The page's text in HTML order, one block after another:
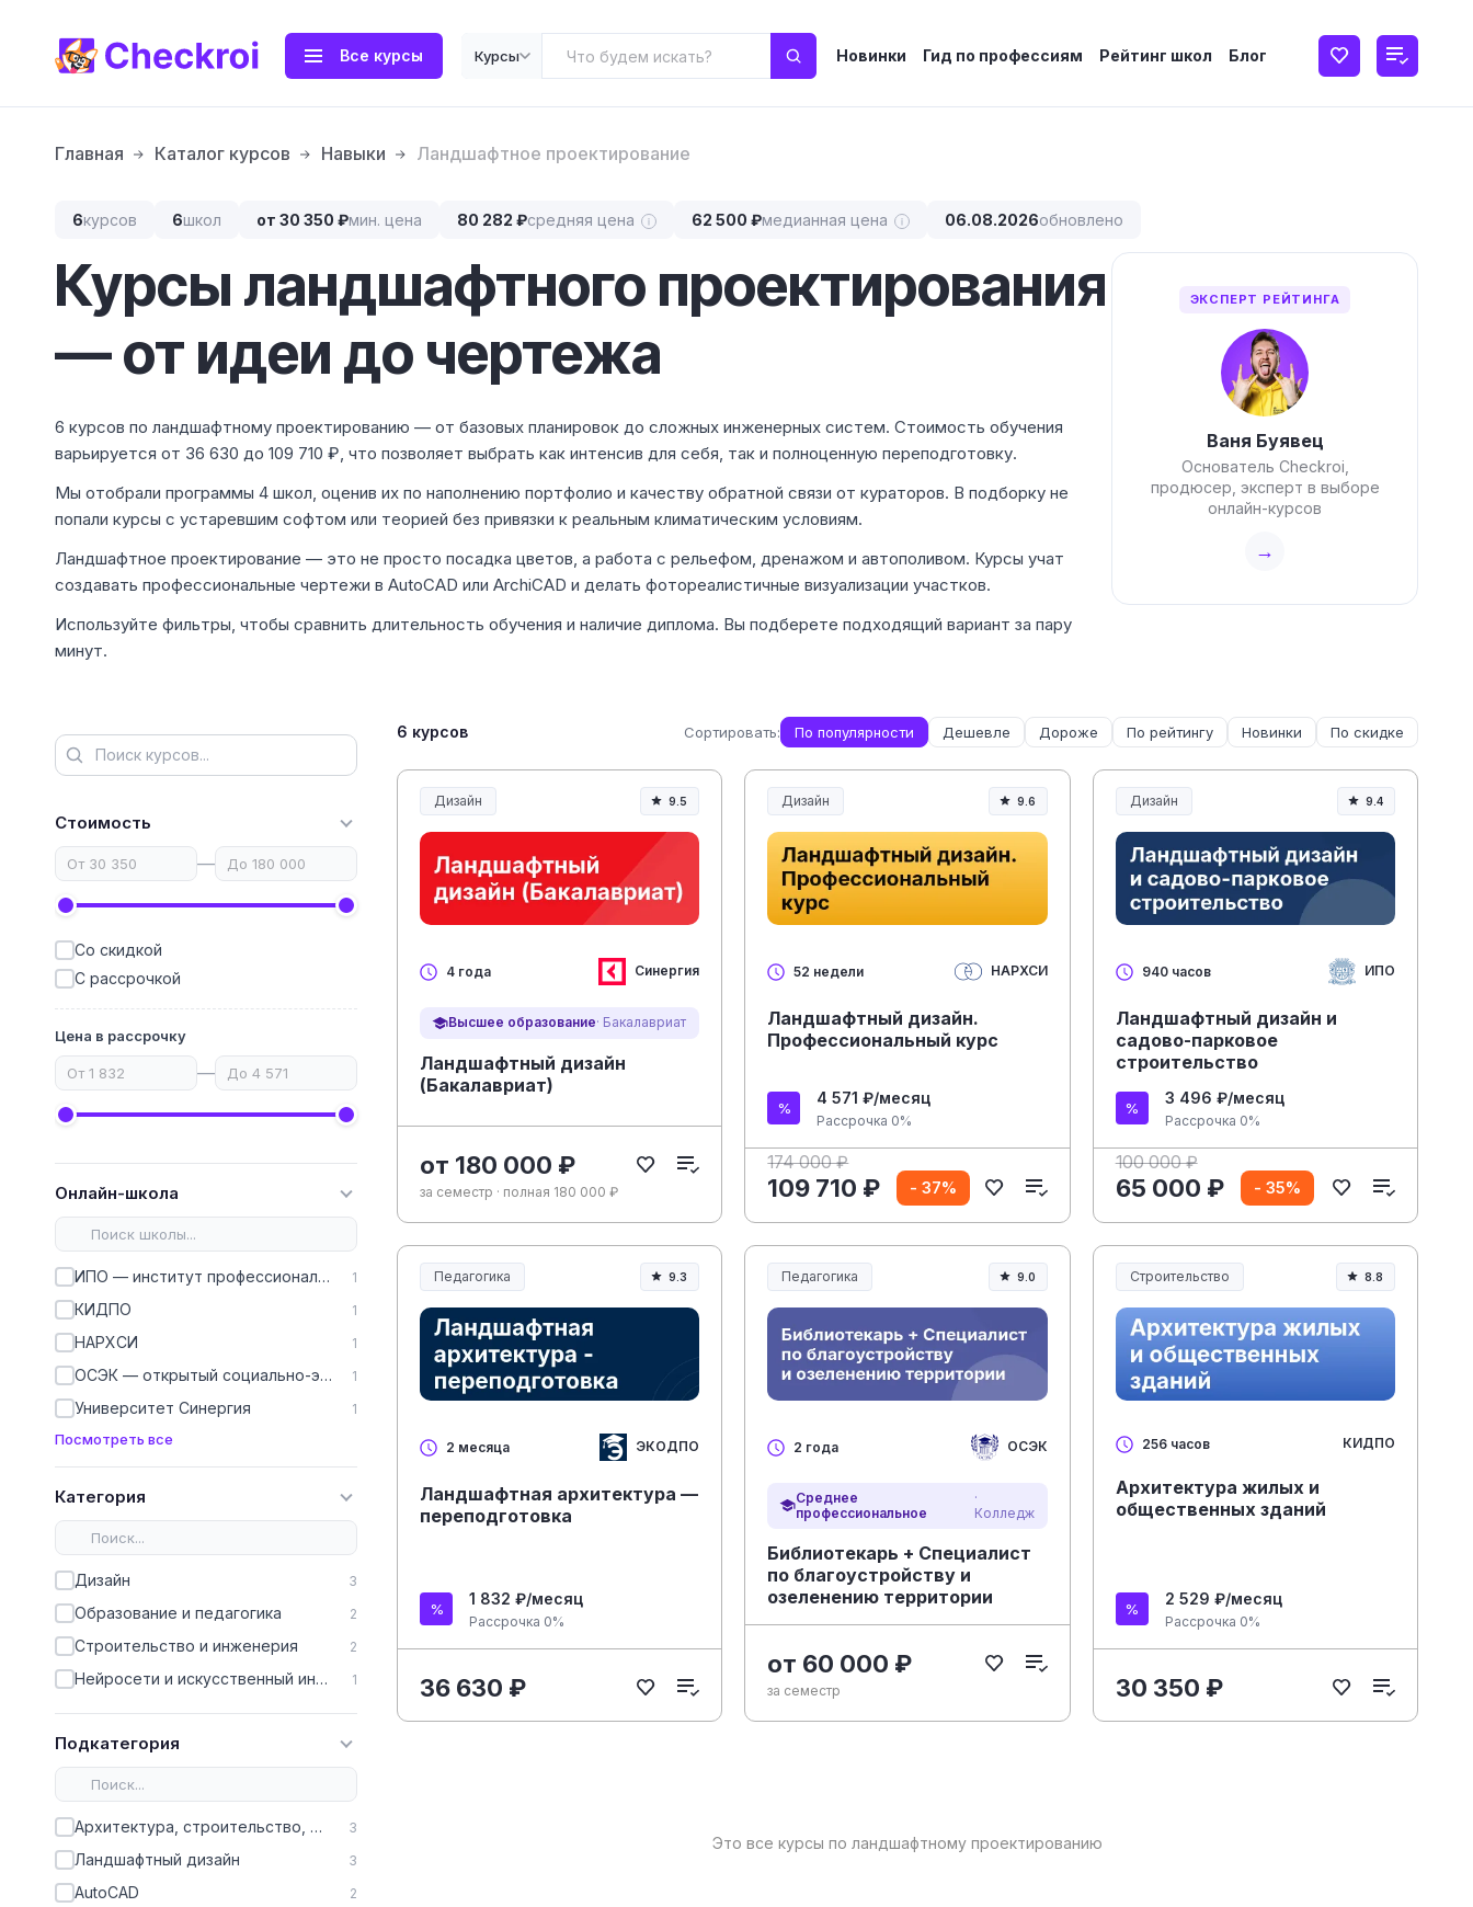
Все курсы Курсы Новинки Гид по профессиям Рейтинг школ Блог
Главная Каталог курсов Навыки Ландшафтное проектирование
6курсов 6школ от 30 350 ₽мин. цена 80 282 ₽средняя цена 62 500 ₽медианная цена 06.08.2026обновлено
Курсы ландшафтного проектирования
— от идеи до чертежа
6 курсов по ландшафтному проектированию — от базовых планировок до сложных инженерных систем. Стоимость обучения
варьируется от 36 630 до 109 710 ₽, что позволяет выбрать как интенсив для себя, так и полноценную переподготовку.
Мы отобрали программы 4 школ, оценив их по наполнению портфолио и качеству обратной связи от кураторов. В подборку не
попали курсы с устаревшим софтом или теорией без привязки к реальным климатическим условиям.
Ландшафтное проектирование — это не просто посадка цветов, а работа с рельефом, дренажом и автополивом. Курсы учат
создавать профессиональные чертежи в AutoCAD или ArchiCAD и делать фотореалистичные визуализации участков.
Используйте фильтры, чтобы сравнить длительность обучения и наличие диплома. Вы подберете подходящий вариант за пару
минут.
ЭКСПЕРТ РЕЙТИНГА
Ваня Буявец
Основатель Checkroi,
продюсер, эксперт в выборе
онлайн-курсов
→
Стоимость
—
Со скидкой
С рассрочкой
Цена в рассрочку
—
Онлайн-школа
ИПО — институт профессионального образования 1
КИДПО 1
НАРХСИ 1
ОСЭК — открытый социально-экономический колледж 1
Университет Синергия 1
Посмотреть все
Категория
Дизайн 3
Образование и педагогика 2
Строительство и инженерия 2
Нейросети и искусственный интеллект 1
Подкатегория
Архитектура, строительство, ЖКХ 3
Ландшафтный дизайн 3
AutoCAD 2
6 курсов Сортировать: По популярности Дешевле Дороже По рейтингу Новинки По скидке
Дизайн 9.5
4 года Синергия
Высшее образование· Бакалавриат
Ландшафтный дизайн
(Бакалавриат)
от 180 000 ₽
за семестр · полная 180 000 ₽
Дизайн 9.6
52 недели НАРХСИ
Ландшафтный дизайн.
Профессиональный курс
4 571 ₽/месяц
Рассрочка 0%
174 000 ₽
109 710 ₽ - 37%
Дизайн 9.4
940 часов ИПО
Ландшафтный дизайн и
садово-парковое
строительство
3 496 ₽/месяц
Рассрочка 0%
100 000 ₽
65 000 ₽ - 35%
Педагогика
Образование и педагогика
9.3
2 месяца ЭКОДПО
Ландшафтная архитектура —
переподготовка
1 832 ₽/месяц
Рассрочка 0%
36 630 ₽
Педагогика
Образование и педагогика
9.0
2 года ОСЭК
Среднее
профессиональное
·
Колледж
Библиотекарь + Специалист
по благоустройству и
озеленению территории
от 60 000 ₽
за семестр
Строительство
Строительство и инженерия
8.8
256 часов КИДПО
Архитектура жилых и
общественных зданий
2 529 ₽/месяц
Рассрочка 0%
30 350 ₽
Это все курсы по ландшафтному проектированию